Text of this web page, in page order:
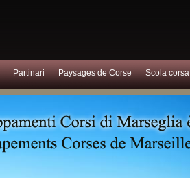
Partinari Paysages de Corse Scola corsa